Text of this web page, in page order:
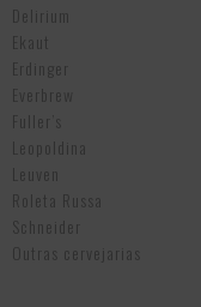
Delirium
Ekaut
Erdinger
Everbrew
Fuller’s
Leopoldina
Leuven
Roleta Russa
Schneider
Outras cervejarias